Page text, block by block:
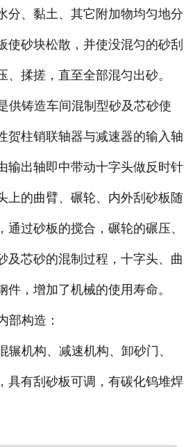
分、黏土、其它附加物均匀地分
使砂块松散，并使没混匀的砂刮
、揉搓，直至全部混匀出砂。
供铸造车间混制型砂及芯砂使
贺柱销联轴器与减速器的输入轴
输出轴即中带动十字头做反时针
上的曲臂、碾轮、内外刮砂板随
通过砂板的搅合，碾轮的碾压、
及芯砂的混制过程，十字头、曲
件，增加了机械的使用寿命。
部构造：
辗机构、减速机构、卸砂门、
具有刮砂板可调，有碳化钨堆焊